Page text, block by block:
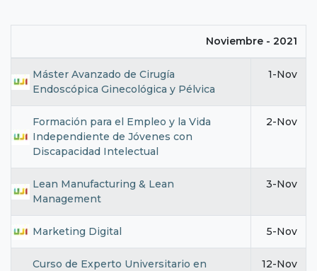
Noviembre - 2021
Máster Avanzado de Cirugía
Endoscópica Ginecológica y Pélvica
1-Nov
Formación para el Empleo y la Vida
Independiente de Jóvenes con
Discapacidad Intelectual
2-Nov
Lean Manufacturing & Lean
Management
3-Nov
Marketing Digital 5-Nov
Curso de Experto Universitario en
12-Nov